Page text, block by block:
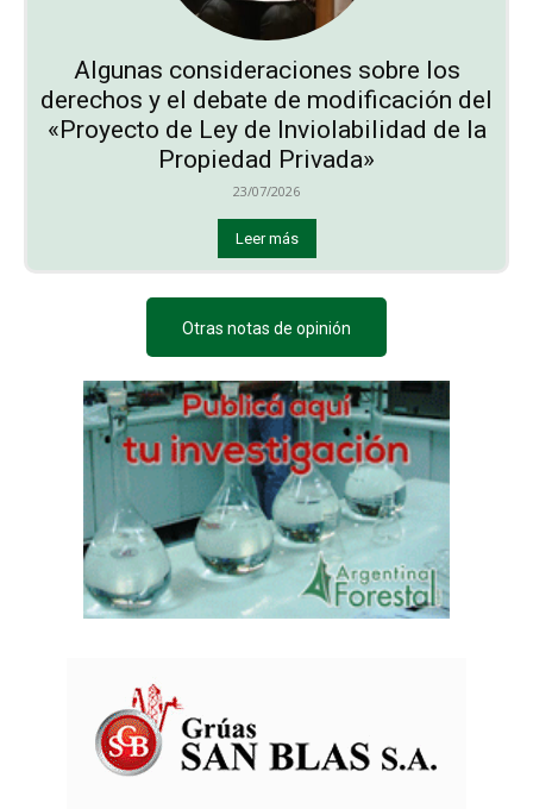
Algunas consideraciones sobre los
derechos y el debate de modificación del
«Proyecto de Ley de Inviolabilidad de la
Propiedad Privada»
23/07/2026
Leer más
Otras notas de opinión